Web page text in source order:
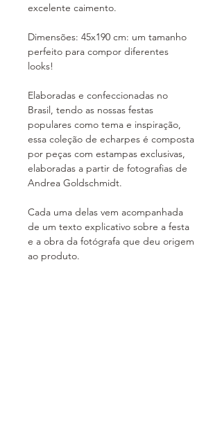
excelente caimento.
Dimensões: 45x190 cm: um tamanho
perfeito para compor diferentes
looks!
Elaboradas e confeccionadas no
Brasil, tendo as nossas festas
populares como tema e inspiração,
essa coleção de echarpes é composta
por peças com estampas exclusivas,
elaboradas a partir de fotografias de
Andrea Goldschmidt.
Cada uma delas vem acompanhada
de um texto explicativo sobre a festa
e a obra da fotógrafa que deu origem
ao produto.